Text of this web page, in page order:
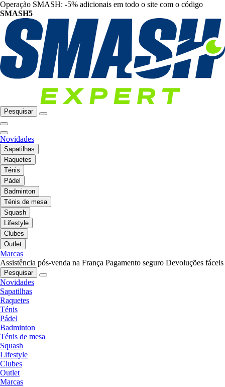
Operação SMASH: -5% adicionais em todo o site com o código
SMASH5
Pesquisar
Novidades
Sapatilhas
Raquetes
Ténis
Pádel
Badminton
Ténis de mesa
Squash
Lifestyle
Clubes
Outlet
Marcas
Assistência pós-venda na França Pagamento seguro Devoluções fáceis
Pesquisar
Novidades
Sapatilhas
Raquetes
Ténis
Pádel
Badminton
Ténis de mesa
Squash
Lifestyle
Clubes
Outlet
Marcas